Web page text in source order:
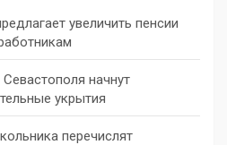
увеличить пенсии
начнут
укрытия
перечислят